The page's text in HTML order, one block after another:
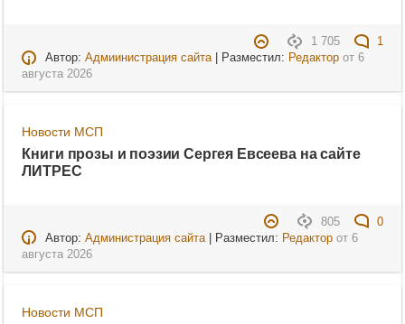
1 705
1
Автор: Адмиинистрация сайта| Разместил: Редакторот 6
августа 2026
Новости МСП
Книги прозы и поэзии Сергея Евсеева на сайте
ЛИТРЕС
805
0
Автор: Администрация сайта| Разместил: Редакторот 6
августа 2026
Новости МСП